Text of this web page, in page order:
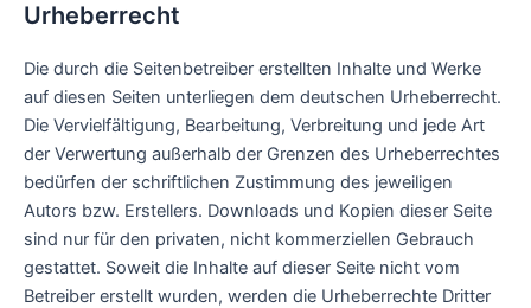
Urheberrecht
Die durch die Seitenbetreiber erstellten Inhalte und Werke
auf diesen Seiten unterliegen dem deutschen Urheberrecht.
Die Vervielfältigung, Bearbeitung, Verbreitung und jede Art
der Verwertung außerhalb der Grenzen des Urheberrechtes
bedürfen der schriftlichen Zustimmung des jeweiligen
Autors bzw. Erstellers. Downloads und Kopien dieser Seite
sind nur für den privaten, nicht kommerziellen Gebrauch
gestattet. Soweit die Inhalte auf dieser Seite nicht vom
Betreiber erstellt wurden, werden die Urheberrechte Dritter